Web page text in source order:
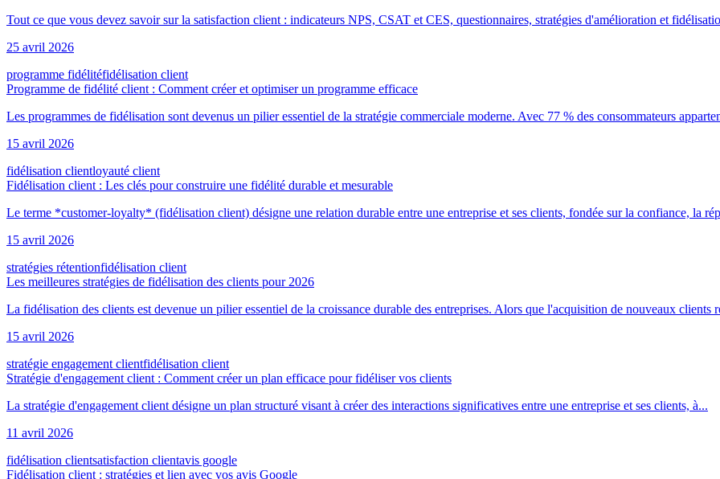
Tout ce que vous devez savoir sur la satisfaction client : indicateurs NPS, CSAT et CES, questionnaires, stratégies d'amélioration et
25 avril 2026
programme fidélitéfidélisation client
Programme de fidélité client : Comment créer et optimiser un programme efficace
Les programmes de fidélisation sont devenus un pilier essentiel de la stratégie commerciale moderne. Avec 77 % des consommateurs
15 avril 2026
fidélisation clientloyauté client
Fidélisation client : Les clés pour construire une fidélité durable et mesurable
Le terme *customer-loyalty* (fidélisation client) désigne une relation durable entre une entreprise et ses clients, fondée sur la confiance, la
15 avril 2026
stratégies rétentionfidélisation client
Les meilleures stratégies de fidélisation des clients pour 2026
La fidélisation des clients est devenue un pilier essentiel de la croissance durable des entreprises. Alors que l'acquisition de nouveaux clients
15 avril 2026
stratégie engagement clientfidélisation client
Stratégie d'engagement client : Comment créer un plan efficace pour fidéliser vos clients
La stratégie d'engagement client désigne un plan structuré visant à créer des interactions significatives entre une entreprise et ses clients, à...
11 avril 2026
fidélisation clientsatisfaction clientavis google
Fidélisation client : stratégies et lien avec vos avis Google